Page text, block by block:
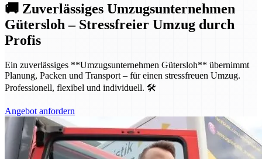
🚚 Zuverlässiges Umzugsunternehmen
Gütersloh – Stressfreier Umzug durch
Profis
Ein zuverlässiges **Umzugsunternehmen Gütersloh** übernimmt
Planung, Packen und Transport – für einen stressfreuen Umzug.
Professionell, flexibel und individuell. 🛠️
Angebot anfordern